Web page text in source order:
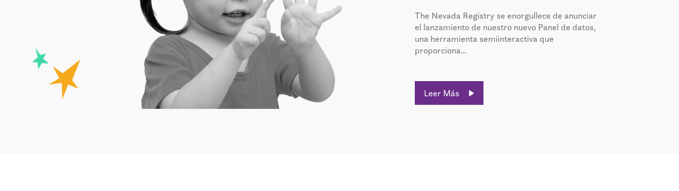
The Nevada Registry se enorgullece de anunciar
el lanzamiento de nuestro nuevo Panel de datos,
una herramienta semiinteractiva que
proporciona...
Leer Más